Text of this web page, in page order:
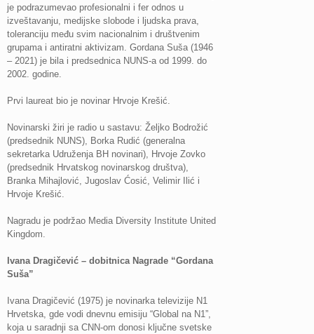
je podrazumevao profesionalni i fer odnos u
izveštavanju, medijske slobode i ljudska prava,
toleranciju među svim nacionalnim i društvenim
grupama i antiratni aktivizam. Gordana Suša (1946
– 2021) je bila i predsednica NUNS-a od 1999. do
2002. godine.
Prvi laureat bio je novinar Hrvoje Krešić.
Novinarski žiri je radio u sastavu: Željko Bodrožić
(predsednik NUNS), Borka Rudić (generalna
sekretarka Udruženja BH novinari), Hrvoje Zovko
(predsednik Hrvatskog novinarskog društva),
Branka Mihajlović, Jugoslav Ćosić, Velimir Ilić i
Hrvoje Krešić.
Nagradu je podržao Media Diversity Institute United
Kingdom.
Ivana Dragičević – dobitnica Nagrade “Gordana
Suša”
Ivana Dragičević (1975) je novinarka televizije N1
Hrvetska, gde vodi dnevnu emisiju “Global na N1”,
koja u saradnji sa CNN-om donosi ključne svetske